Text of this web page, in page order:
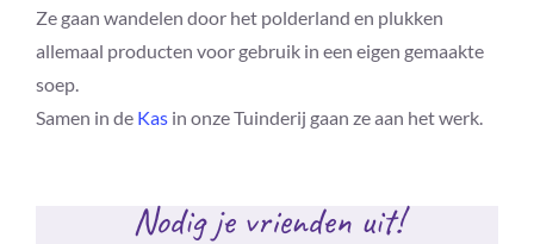
Ze gaan wandelen door het polderland en plukken
allemaal producten voor gebruik in een eigen gemaakte
soep.
Samen in de Kas in onze Tuinderij gaan ze aan het werk.
Nodig je vrienden uit!